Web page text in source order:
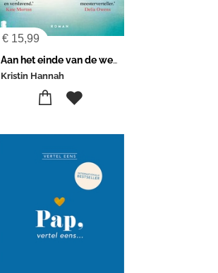
€ 15,99
Aan het einde van de wereld
Kristin Hannah